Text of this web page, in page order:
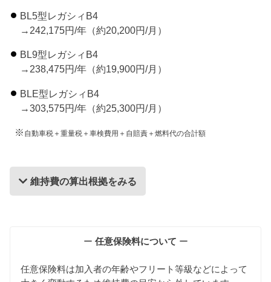
BL5型レガシィB4
→242,175円/年（約20,200円/月）
BL9型レガシィB4
→238,475円/年（約19,900円/月）
BLE型レガシィB4
→303,575円/年（約25,300円/月）
※ 自動車税＋重量税＋車検費用＋自賠責＋燃料代の合計額
維持費の算出根拠をみる
維持費の算出根拠
ー 任意保険料について ー
任意保険料は加入者の年齢やフリート等級などによって